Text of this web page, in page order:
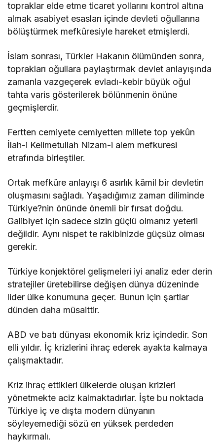
topraklar elde etme ticaret yollarını kontrol altına
almak asabiyet esasları içinde devleti oğullarına
bölüştürmek mefkûresiyle hareket etmişlerdi.
İslam sonrası, Türkler Hakanın ölümünden sonra,
toprakları oğullara paylaştırmak devlet anlayışında
zamanla vazgeçerek evladı-kebir büyük oğul
tahta varis gösterilerek bölünmenin önüne
geçmişlerdir.
Fertten cemiyete cemiyetten millete top yekûn
İlah-i Kelimetullah Nizam-i alem mefkuresi
etrafında birleştiler.
Ortak mefkûre anlayışı 6 asırlık kâmil bir devletin
oluşmasını sağladı. Yaşadığımız zaman diliminde
Türkiye?nin önünde önemli bir fırsat doğdu.
Galibiyet için sadece sizin güçlü olmanız yeterli
değildir. Aynı nispet te rakibinizde güçsüz olması
gerekir.
Türkiye konjektörel gelişmeleri iyi analiz eder derin
stratejiler üretebilirse değişen dünya düzeninde
lider ülke konumuna geçer. Bunun için şartlar
dünden daha müsaittir.
ABD ve batı dünyası ekonomik kriz içindedir. Son
elli yıldır. İç krizlerini ihraç ederek ayakta kalmaya
çalışmaktadır.
Kriz ihraç ettikleri ülkelerde oluşan krizleri
yönetmekte aciz kalmaktadırlar. İşte bu noktada
Türkiye iç ve dışta modern dünyanın
söyleyemediği sözü en yüksek perdeden
haykırmalı.